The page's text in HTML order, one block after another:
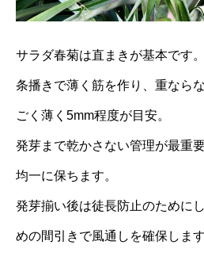
サラダ春菊は直まきが基本です。
条播きで薄く筋を作り、重なら
ごく薄く5mm程度が目安。
発芽まで乾かさない管理が最重
均一に保ちます。
発芽揃い後は徒長防止のために
めの間引きで風通しを確保します